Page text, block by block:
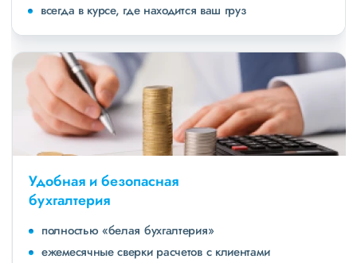
всегда в курсе, где находится ваш груз
Удобная и безопасная
бухгалтерия
полностью «белая бухгалтерия»
ежемесячные сверки расчетов с клиентами